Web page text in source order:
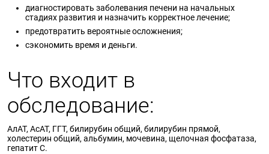
диагностировать заболевания печени на начальных
стадиях развития и назначить корректное лечение;
предотвратить вероятные осложнения;
сэкономить время и деньги.
Что входит в
обследование:
АлАТ, АсАТ, ГГТ, билирубин общий, билирубин прямой,
холестерин общий, альбумин, мочевина, щелочная фосфатаза,
гепатит С.